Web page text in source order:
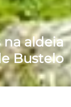
aldeia
Bustelo